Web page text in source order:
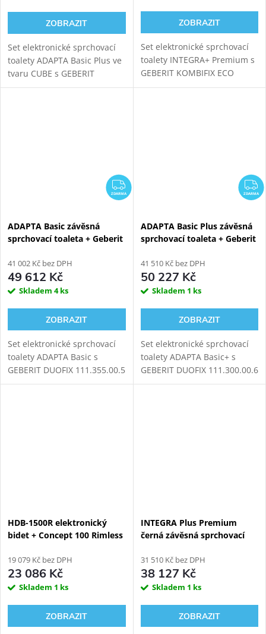
ZOBRAZIT
Set elektronické sprchovací
toalety ADAPTA Basic Plus ve
tvaru CUBE s GEBERIT
KOMBIFIX 110.367.00.5
ZOBRAZIT
Set elektronické sprchovací
toalety INTEGRA+ Premium s
GEBERIT KOMBIFIX ECO
110.302.00.5 modulem pro
ZDARMA
ZDARMA
ADAPTA Basic závěsná
sprchovací toaleta + Geberit
41 002 Kč bez DPH
49 612 Kč
Skladem 4 ks
ZOBRAZIT
Set elektronické sprchovací
toalety ADAPTA Basic s
GEBERIT DUOFIX 111.355.00.5
modulem pro závěsné WC.
ZDARMA
ADAPTA Basic Plus závěsná
sprchovací toaleta + Geberit
41 510 Kč bez DPH
50 227 Kč
Skladem 1 ks
ZOBRAZIT
Set elektronické sprchovací
toalety ADAPTA Basic+ s
GEBERIT DUOFIX 111.300.00.6
modulem pro závěsné
HDB-1500R elektronický
bidet + Concept 100 Rimless
Kombifix 110.300.00.5
19 079 Kč bez DPH
23 086 Kč
Skladem 1 ks
ZOBRAZIT
INTEGRA Plus Premium
černá závěsná sprchovací
111.300.00.6
31 510 Kč bez DPH
38 127 Kč
Skladem 1 ks
ZOBRAZIT